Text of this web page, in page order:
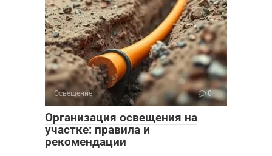
Освещение 0
Организация освещения на
участке: правила и
рекомендации